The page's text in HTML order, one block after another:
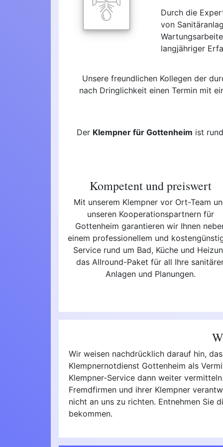
Durch die
von
langjähriger
Unsere freundlichen Kollegen der
nach Dringlichkeit einen Termin mit
Der Klempner für Gottenheim ist
Kompetent und preiswert
Mit unserem Klempner vor Ort-Team
unseren Kooperationspartnern für
Gottenheim garantieren wir Ihnen
einem professionellem und
Service rund um Bad, Küche und
das Allround-Paket für all Ihre
Anlagen und Planungen.
Wir weisen nachdrücklich darauf hin,
Klempnernotdienst Gottenheim als
Klempner-Service dann weiter
Fremdfirmen und ihrer Klempner
nicht an uns zu richten. Entnehmen Sie
bekommen.